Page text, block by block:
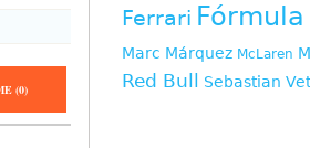
(0)
Ferrari Fórmula
Marc Márquez McLaren
Red Bull Sebastian